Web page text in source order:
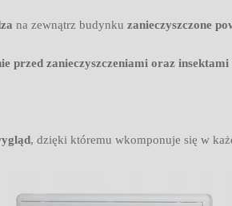
na zewnątrz budynku zanieczyszczone
przed zanieczyszczeniami oraz
, dzięki któremu wkomponuje się w